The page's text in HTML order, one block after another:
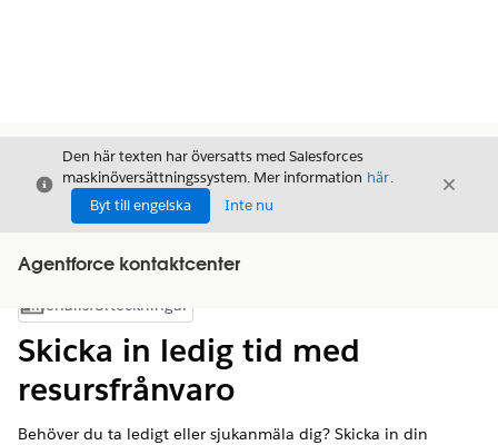
Stäng
Den här texten har översatts med Salesforces
maskinöversättningssystem. Mer information här.
Byt till engelska
Inte nu
Stäng
Agentforce kontaktcenter
Visa innehållsförteckning
Innehållsförteckningar
Skicka in ledig tid med
resursfrånvaro
Behöver du ta ledigt eller sjukanmäla dig? Skicka in din